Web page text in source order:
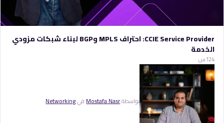
CCIE Service Provider: احتراف MPLS وBGP لبناء شبكات مزودي
الخدمة
412س
بواسطةMostafa NasrفيNetworking